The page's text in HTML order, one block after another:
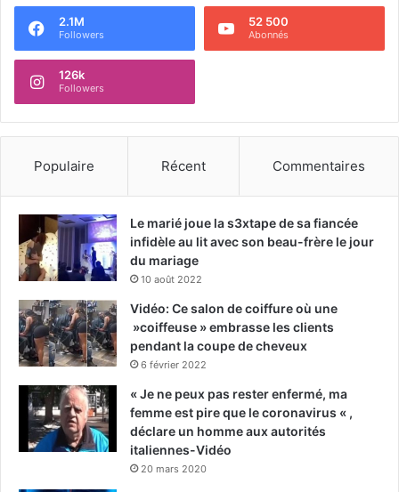
2.1M
Followers
52 500
Abonnés
126k
Followers
Populaire Récent Commentaires
Le marié joue la s3xtape de sa fiancée
infidèle au lit avec son beau-frère le jour
du mariage
10 août 2022
Vidéo: Ce salon de coiffure où une
»coiffeuse » embrasse les clients
pendant la coupe de cheveux
6 février 2022
« Je ne peux pas rester enfermé, ma
femme est pire que le coronavirus « ,
déclare un homme aux autorités
italiennes-Vidéo
20 mars 2020